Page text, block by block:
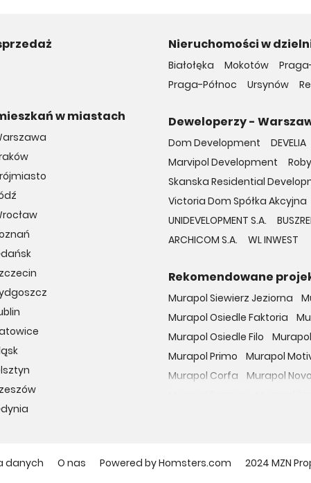
w miastach
Nieruchomości w
Białołęka Mokotów
Praga-Północ
Ursynów
Deweloperzy -
Dom Development DEVELIA
Marvipol Development
Skanska Residential
Victoria Dom Spółka Akcyjna
UNIDEVELOPMENT S.A.
ARCHICOM S.A.
WL INWEST
Rekomendowane
Murapol Siewierz Jeziorna
Murapol Osiedle Faktoria
Murapol Osiedle Filo
Murapol Primo
Murapol
Murapol Corfa
Murapol Novo
Dzielnica Mieszkaniowa
danych O nas Powered by Homsters.com 2024 MZN